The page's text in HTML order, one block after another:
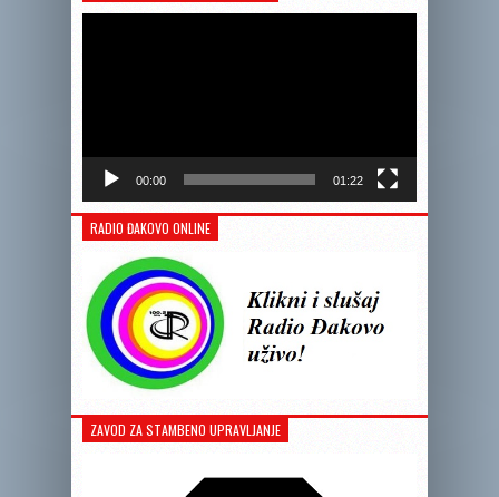
00:00 01:22
RADIO ĐAKOVO ONLINE
ZAVOD ZA STAMBENO UPRAVLJANJE